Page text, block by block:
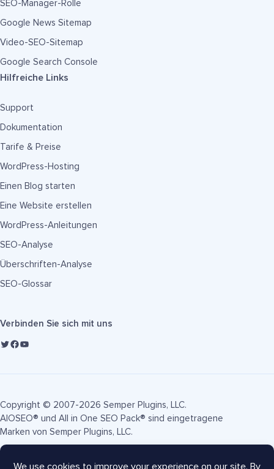
SEO-Manager-Rolle
Google News Sitemap
Video-SEO-Sitemap
Google Search Console
Hilfreiche Links
Support
Dokumentation
Tarife & Preise
WordPress-Hosting
Einen Blog starten
Eine Website erstellen
WordPress-Anleitungen
SEO-Analyse
Überschriften-Analyse
SEO-Glossar
Verbinden Sie sich mit uns
Copyright © 2007-2026 Semper Plugins, LLC.
AIOSEO® und All in One SEO Pack® sind eingetragene
Marken von Semper Plugins, LLC.
Nutzungsbedingungen Datenschutzrichtlinie